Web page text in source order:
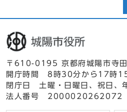
〒610-0195 京都府城陽市寺
開庁時間 8時30分から17時
閉庁日 土曜・日曜日、祝日、
法人番号 2000020262072